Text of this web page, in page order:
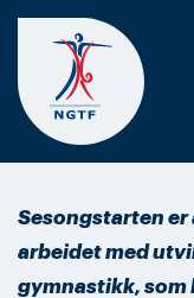
Skip
content
Sesongstarten er
arbeidet med
gymnastikk, som